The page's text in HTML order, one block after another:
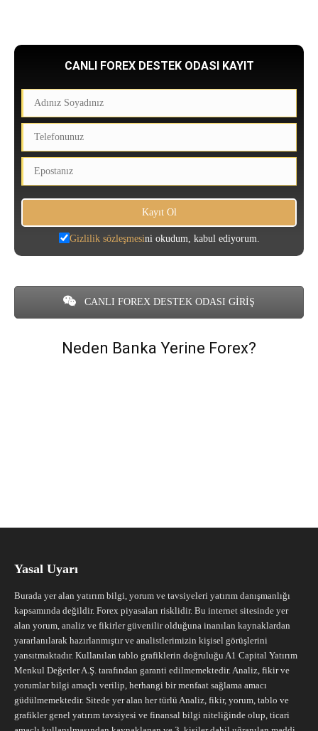
CANLI FOREX DESTEK ODASI KAYIT
Gizlilik sözleşmesini okudum, kabul ediyorum.
CANLI FOREX DESTEK ODASI GİRİŞ
Neden Banka Yerine Forex?
Yasal Uyarı
Burada yer alan yatırım bilgi, yorum ve tavsiyeleri yatırım danışmanlığı
kapsamında değildir. Forex piyasaları risklidir. Bu internet sitesinde yer
alan yorum, analiz ve fikirler güvenilir olduğuna inanılan kaynaklardan
yararlanılarak hazırlanmıştır ve analistlerimizin kişisel görüşlerini
yansıtmaktadır. Kullanılan tablo grafiklerin doğruluğu A1 Capital Yatırım
Menkul Değerler A.Ş. tarafından garanti edilmemektedir. Analiz, fikir ve
yorumlar bilgi amaçlı verilip, herhangi bir menfaat sağlama amacı
güdülmemektedir. Sitede yer alan her türlü Analiz, fikir, yorum, tablo ve
grafikler genel yatırım tavsiyesi ve finansal bilgi niteliğinde olup, ticari